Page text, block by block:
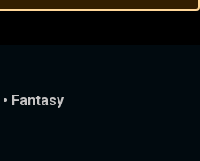
• Fantasy